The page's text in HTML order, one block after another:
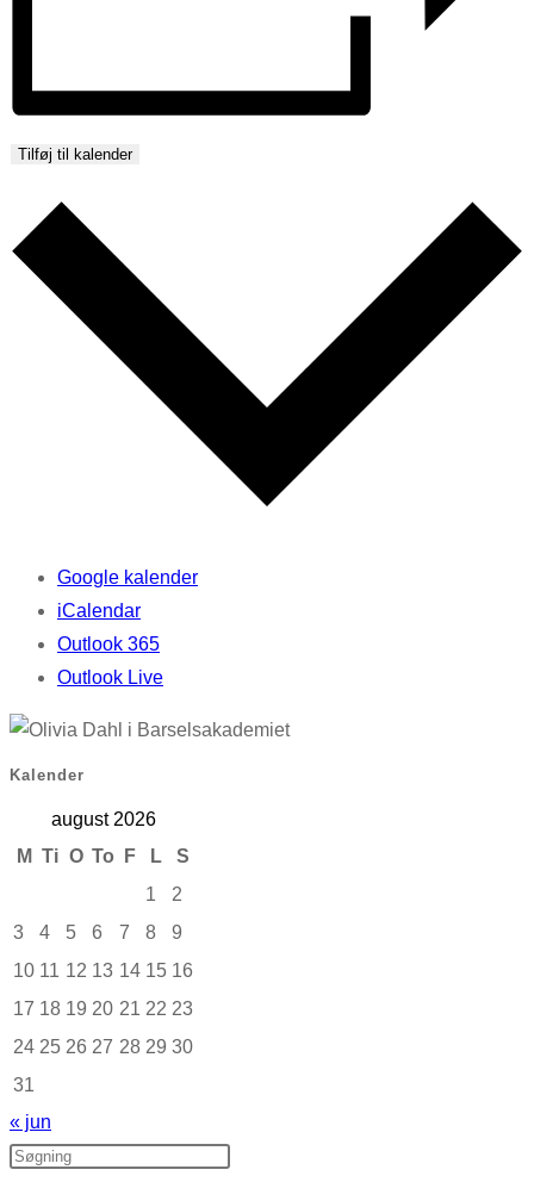
Tilføj til kalender
Google kalender
iCalendar
Outlook 365
Outlook Live
Kalender
august 2026
M Ti O To F L
S
1
2
3
4 5 6 7 8
9
10 11 12 13 14 15 16
17 18 19 20 21 22 23
24 25 26 27 28 29 30
31
« jun